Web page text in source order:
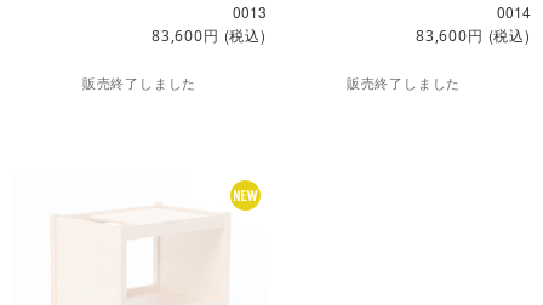
0013
83,600円 (税込)
販売終了しました
0014
83,600円 (税込)
販売終了しました